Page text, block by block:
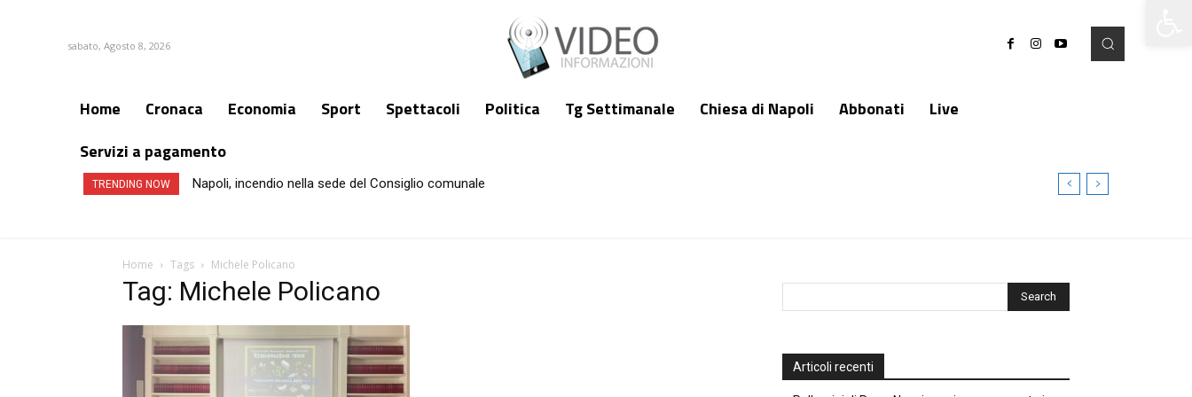
sabato, Agosto 8, 2026
Home Cronaca Economia Sport Spettacoli Politica Tg Settimanale Chiesa di Napoli Abbonati
Live
Servizi a pagamento
TRENDING NOW Napoli, incendio nella sede del Consiglio comunale
Home Tags Michele Policano
Tag: Michele Policano
Articoli recenti